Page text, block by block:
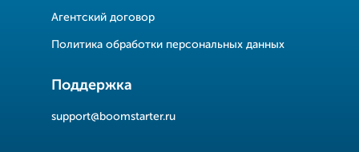
Агентский договор
Политика обработки персональных данных
Поддержка
support@boomstarter.ru